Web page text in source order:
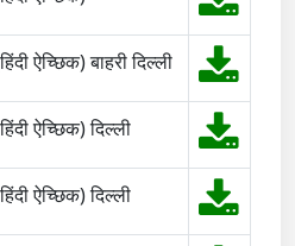
ऐच्छिक) बाहरी दिल्ली
ऐच्छिक) दिल्ली
ऐच्छिक) दिल्ली